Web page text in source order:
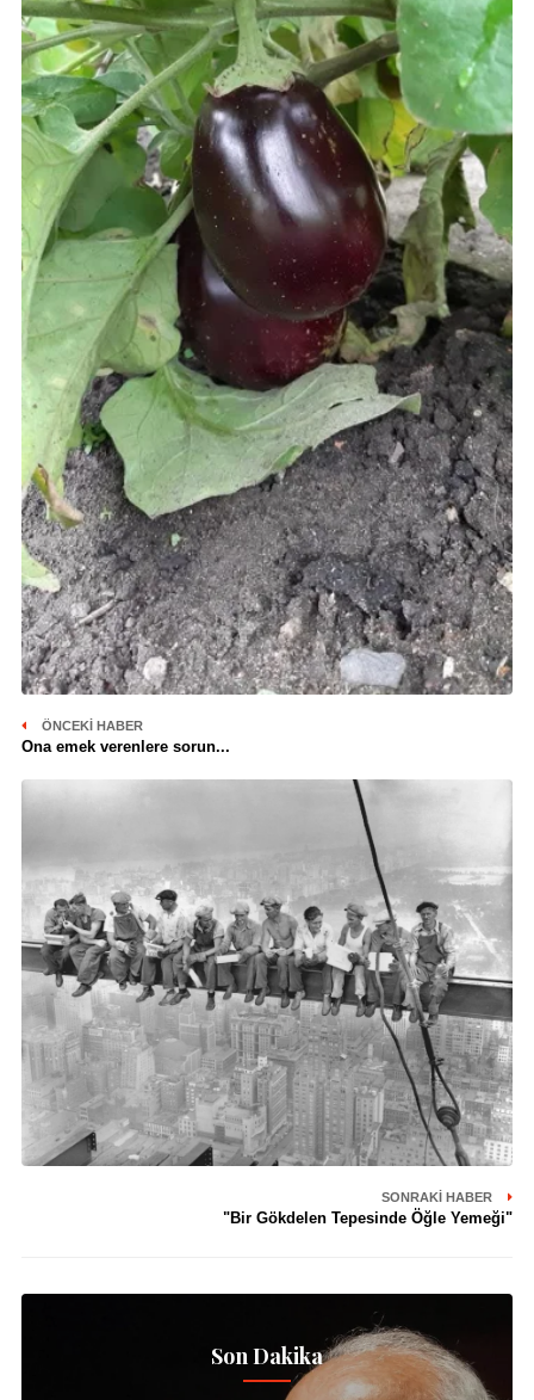
ÖNCEKI HABER
Ona emek verenlere sorun...
SONRAKI HABER
"Bir Gökdelen Tepesinde Öğle Yemeği"
Son Dakika